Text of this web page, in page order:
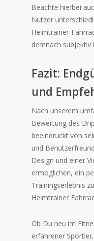
Beachte hierbei
Nutzer
Heimtrainer-
demnach subjektiv
Fazit:
und
Nach unserem
Bewertung des
beeindruckt von
und
Design und einer
ermöglichen, ein
Trainingserlebnis
Heimtrainer
Ob Du neu im
erfahrener